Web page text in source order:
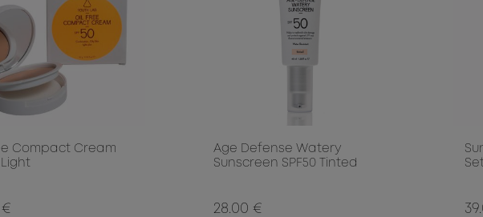
Compact Cream
Light
€
Age Defense Watery
Sunscreen SPF50 Tinted
28.00 €